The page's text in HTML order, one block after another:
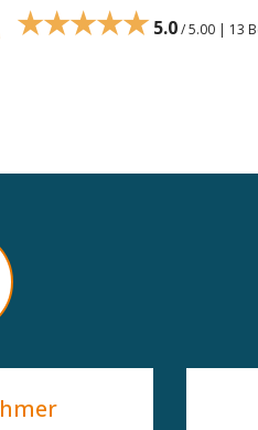
★★★★★ 5.0/ 5.00 | 13